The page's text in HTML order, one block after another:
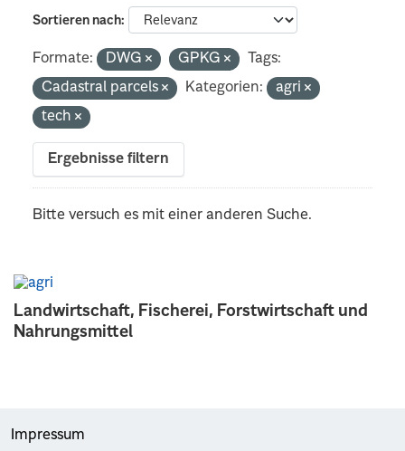
Landwirtschaft, Fischerei, Forstwirtschaft und
Nahrungsmittel
Sortieren nach
Formate: DWG GPKG
Tags:
Cadastral parcels
Kategorien:
agri
tech
Ergebnisse filtern
Bitte versuch es mit einer anderen Suche.
Impressum